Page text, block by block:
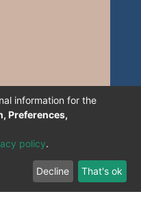
information for the
Preferences,
policy.
Decline That's ok